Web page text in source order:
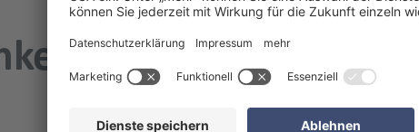
2022: Wie